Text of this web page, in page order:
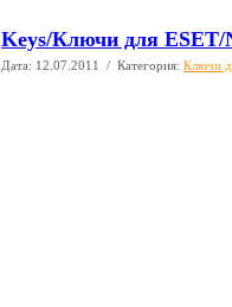
Keys/Ключи для ESET/
Дата: 12.07.2011 / Категория: Ключи